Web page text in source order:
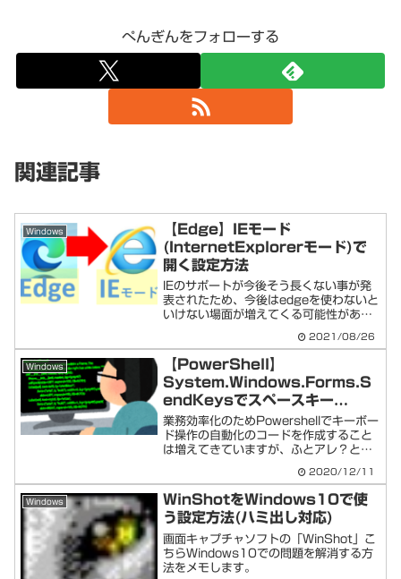
ぺんぎんをフォローする
関連記事
Windows
【Edge】IEモード
(InternetExplorerモード)で
開く設定方法
IEのサポートが今後そう長くない事が発
表されたため、今後はedgeを使わないと
いけない場面が増えてくる可能性があり
旧システムはIE動作による動作前提の開
発プログラムも多く存在しており、edge
によるＩＥも...
2021/08/26
Windows
【PowerShell】
System.Windows.Forms.S
endKeysでスペースキー
(SPACE)を入力する方法
業務効率化のためPowershellでキーボー
ド操作の自動化のコードを作成すること
は増えてきていますが、ふとアレ？と思
{SPACE}") と入力してもスペースキー
が効かない・・・。マイクロソフ...
2020/12/11
Windows
WinShotをWindows10で使
う設定方法(ハミ出し対応)
画面キャプチャソフトの「WinShot」こ
ちらWindows10での問題を解消する方
法をメモします。